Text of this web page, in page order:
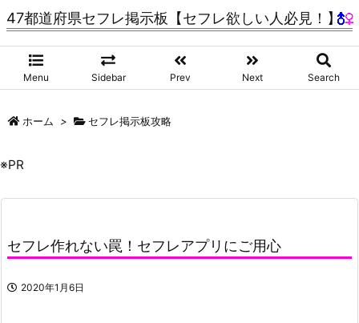
47都道府県セフレ掲示板【セフレ欲しい人必見！】
Menu Sidebar Prev Next Search
ホーム > セフレ掲示板攻略
※PR
セフレ作れない罠！セフレアプリにご用心
2020年1月6日